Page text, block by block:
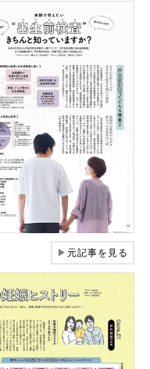
▶元記事を見る